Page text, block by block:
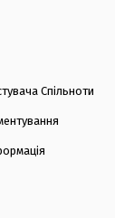
Спільноти